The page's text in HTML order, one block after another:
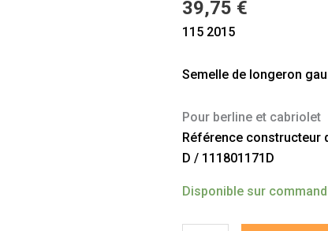
39,75 €
115 2015
Semelle de longeron
Pour berline et cabriolet
Référence constructeur
D / 111801171D
Disponible sur
1302-
1303